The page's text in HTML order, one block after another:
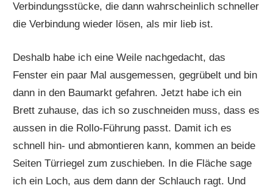
Verbindungsstücke, die dann wahrscheinlich schneller
die Verbindung wieder lösen, als mir lieb ist.
Deshalb habe ich eine Weile nachgedacht, das
Fenster ein paar Mal ausgemessen, gegrübelt und bin
dann in den Baumarkt gefahren. Jetzt habe ich ein
Brett zuhause, das ich so zuschneiden muss, dass es
aussen in die Rollo-Führung passt. Damit ich es
schnell hin- und abmontieren kann, kommen an beide
Seiten Türriegel zum zuschieben. In die Fläche sage
ich ein Loch, aus dem dann der Schlauch ragt. Und